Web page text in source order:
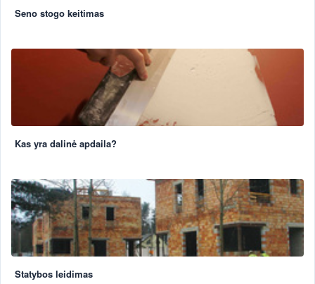
Seno stogo keitimas
Kas yra dalinė apdaila?
Statybos leidimas